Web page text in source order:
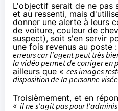
L'objectif serait de ne pas
et au ressenti, mais
donner une alerte à leurs
de voiture, couleur de
suspect), soit s'en servir
une fois revenus au poste
erreurs car l'agent peut très
la vidéo permet de corriger en
ailleurs que « ces images
disposition de la personne
Troisièmement, et en
« il ne s'agit pas pour